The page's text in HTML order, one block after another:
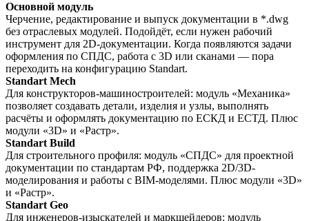
Основной модуль
Черчение, редактирование и выпуск документации в *.dwg
без отраслевых модулей. Подойдёт, если нужен рабочий
инструмент для 2D-документации. Когда появляются задачи
оформления по СПДС, работа с 3D или сканами — пора
переходить на конфигурацию Standart.
Standart Mech
Для конструкторов-машиностроителей: модуль «Механика»
позволяет создавать детали, изделия и узлы, выполнять
расчёты и оформлять документацию по ЕСКД и ЕСТД. Плюс
модули «3D» и «Растр».
Standart Build
Для строительного профиля: модуль «СПДС» для проектной
документации по стандартам РФ, поддержка 2D/3D-
моделирования и работы с BIM-моделями. Плюс модули «3D»
и «Растр».
Standart Geo
Для инженеров-изыскателей и маркшейдеров: модуль